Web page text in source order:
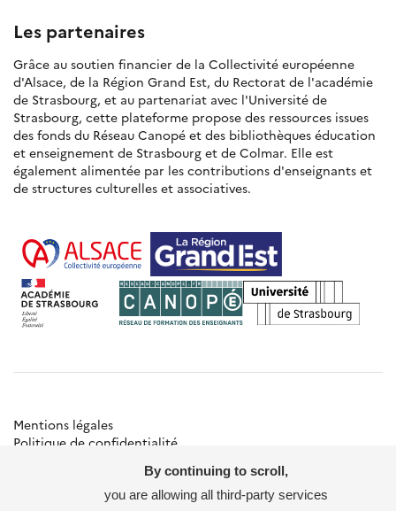
Les partenaires
Grâce au soutien financier de la Collectivité européenne
d'Alsace, de la Région Grand Est, du Rectorat de l'académie
de Strasbourg, et au partenariat avec l'Université de
Strasbourg, cette plateforme propose des ressources issues
des fonds du Réseau Canopé et des bibliothèques éducation
et enseignement de Strasbourg et de Colmar. Elle est
également alimentée par les contributions d'enseignants et
de structures culturelles et associatives.
Mentions légales
Politique de confidentialité
By continuing to scroll,
you are allowing all third-party services